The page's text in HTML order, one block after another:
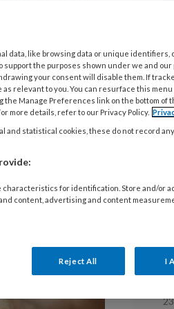
tumoren
en wat
data, like browsing data or unique identifiers,
the purposes shown under we and
your consent will disable them. If
as relevant to you. You can resurface this
Manage Preferences link on the bottom of
more details, refer to our Privacy Policy.
and statistical cookies, these do not record
for identification. Store and/or
content, advertising and content
Reject All I